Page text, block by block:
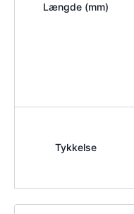
Længde (mm)
Tykkelse